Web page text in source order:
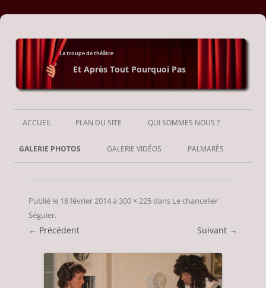
La troupe de théâtre
Et Après Tout Pourquoi Pas
Aller
contenu
ACCUEIL PLAN DU SITE QUI SOMMES NOUS ?
GALERIE PHOTOS GALERIE VIDÉOS PALMARÈS
Publié le 18 février 2014à 300 × 225dans Le chancelier
Séguier.
← Précédent Suivant →